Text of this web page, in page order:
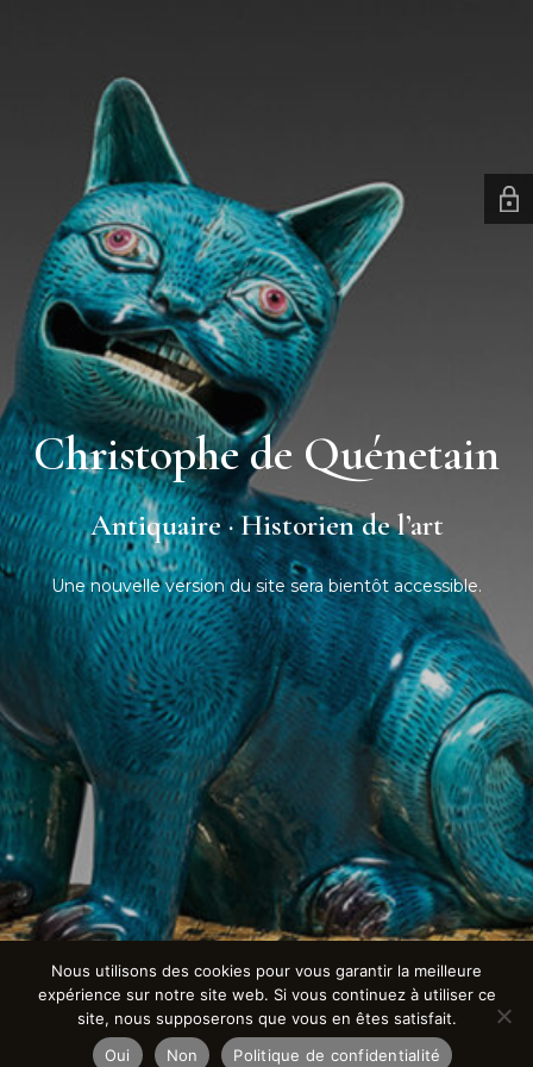
Christophe de Quénetain
Antiquaire · Historien de l’art
Une nouvelle version du site sera bientôt accessible.
Nous utilisons des cookies pour vous garantir la meilleure
expérience sur notre site web. Si vous continuez à utiliser ce
site, nous supposerons que vous en êtes satisfait.
Oui
Non Politique de confidentialité